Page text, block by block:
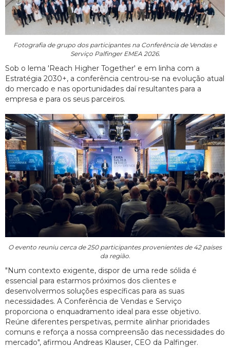
Fotografia de grupo dos participantes na Conferência de Vendas e
Serviço Palfinger EMEA 2026.
Sob o lema 'Reach Higher Together' e em linha com a
Estratégia 2030+, a conferência centrou-se na evolução atual
do mercado e nas oportunidades daí resultantes para a
empresa e para os seus parceiros.
O evento reuniu cerca de 250 participantes provenientes de 42 países
da região.
"Num contexto exigente, dispor de uma rede sólida é
essencial para estarmos próximos dos clientes e
desenvolvermos soluções específicas para as suas
necessidades. A Conferência de Vendas e Serviço
proporciona o enquadramento ideal para esse objetivo.
Reúne diferentes perspetivas, permite alinhar prioridades
comuns e reforça a nossa compreensão das necessidades do
mercado", afirmou Andreas Klauser, CEO da Palfinger.